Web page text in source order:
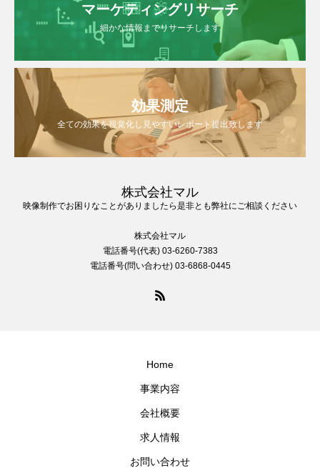
マーケティングリサーチ
細かな情報までリサーチします
効果測定
全ての効果を視覚化し見やすいレポート提出致します
株式会社マル
映像制作でお困りなことがありましたら是非とも弊社にご相談ください
株式会社マル
電話番号(代表) 03-6260-7383
電話番号(問い合わせ) 03-6868-0445
Home
事業内容
会社概要
求人情報
お問い合わせ